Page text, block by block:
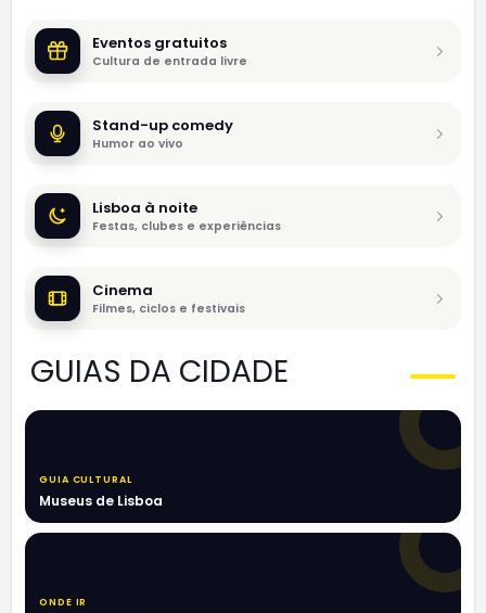
Eventos gratuitos
Cultura de entrada livre
Stand-up comedy
Humor ao vivo
Lisboa à noite
Festas, clubes e experiências
Cinema
Filmes, ciclos e festivais
GUIAS DA CIDADE
GUIA CULTURAL
Museus de Lisboa
ONDE IR